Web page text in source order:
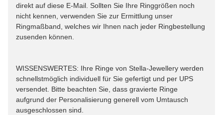
direkt auf diese E-Mail. Sollten Sie Ihre Ringgrößen noch
nicht kennen, verwenden Sie zur Ermittlung unser
Ringmaßband, welches wir Ihnen nach jeder Ringbestellung
zusenden können.
WISSENSWERTES: Ihre Ringe von Stella-Jewellery werden
schnellstmöglich individuell für Sie gefertigt und per UPS
versendet. Bitte beachten Sie, dass gravierte Ringe
aufgrund der Personalisierung generell vom Umtausch
ausgeschlossen sind.